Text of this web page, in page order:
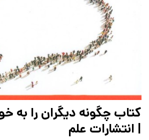
کتاب چگونه دیگران را به
| انتشارات علم